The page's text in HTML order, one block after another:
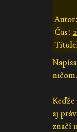
Čas:
ničom.
aj
značí